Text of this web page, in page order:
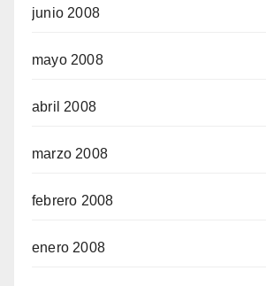
junio 2008
mayo 2008
abril 2008
marzo 2008
febrero 2008
enero 2008